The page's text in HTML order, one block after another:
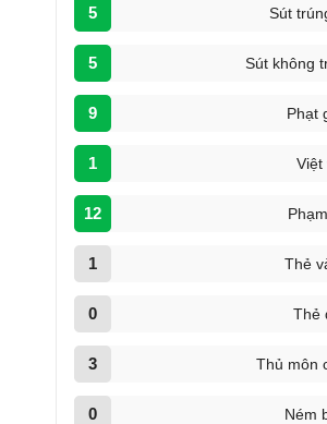
5 Sút
5 Sút không
9 Phạt
1 Việt
12
1 Thẻ
0 Thẻ
3 Thủ môn
0 Ném